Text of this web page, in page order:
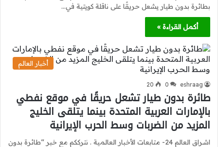
بطائرة بدون طيار يشعل حريقًا على ناقلة كويتية في…
أكمل القراءة »
أخبار العالم
eshraag
0
20
طائرة بدون طيار تشعل حريقًا في موقع نفطي
بالإمارات العربية المتحدة بينما يتلقى الخليج
المزيد من الضربات وسط الحرب الإيرانية
اشراق العالم 24- متابعات الأخبار العالمية . نترككم مع خبر “طائرة بدون